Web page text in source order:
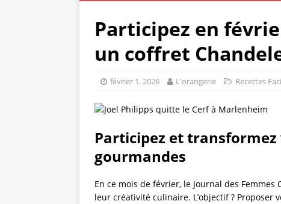
Participez en
un coffret
février 1, 2026 L'orangerie Recettes
Participez et
gourmandes
En ce mois de février, le Journal des
leur créativité culinaire. L’objectif ?